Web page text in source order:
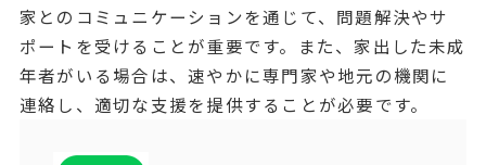
家とのコミュニケーションを通じて、問題解決やサ
ポートを受けることが重要です。また、家出した未成
年者がいる場合は、速やかに専門家や地元の機関に
連絡し、適切な支援を提供することが必要です。